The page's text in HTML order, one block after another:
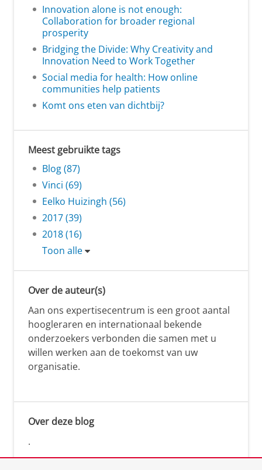
Innovation alone is not enough:
Collaboration for broader regional
prosperity
Bridging the Divide: Why Creativity and
Innovation Need to Work Together
Social media for health: How online
communities help patients
Komt ons eten van dichtbij?
Meest gebruikte tags
Blog (87)
Vinci (69)
Eelko Huizingh (56)
2017 (39)
2018 (16)
Toon alle
Over de auteur(s)
Aan ons expertisecentrum is een groot aantal
hoogleraren en internationaal bekende
onderzoekers verbonden die samen met u
willen werken aan de toekomst van uw
organisatie.
Over deze blog
.